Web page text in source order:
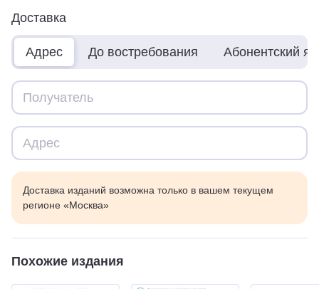
Доставка
Адрес До востребования Абонентский
Доставка изданий возможна только в вашем текущем
регионе «Москва»
Похожие издания